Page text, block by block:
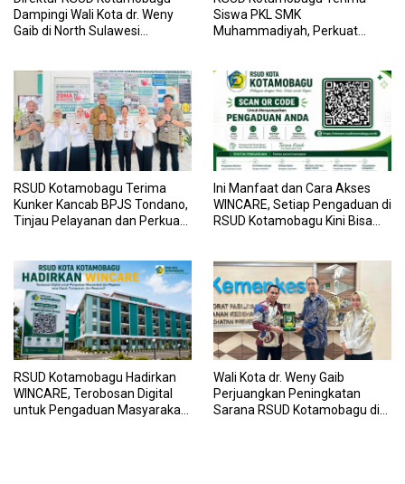
Dampingi Wali Kota dr. Weny
Gaib di North Sulawesi
Siswa PKL SMK
Muhammadiyah, Perkuat
RSUD Kotamobagu Terima
Kunker Kancab BPJS Tondano,
Tinjau Pelayanan dan Perkuat
Ini Manfaat dan Cara Akses
WINCARE, Setiap Pengaduan di
RSUD Kotamobagu Kini Bisa
RSUD Kotamobagu Hadirkan
WINCARE, Terobosan Digital
untuk Pengaduan Masyarakat
Wali Kota dr. Weny Gaib
Perjuangkan Peningkatan
Sarana RSUD Kotamobagu di